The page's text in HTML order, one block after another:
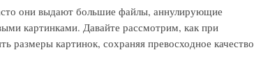
они выдают большие файлы, аннулирующие
картинками. Давайте рассмотрим, как при
размеры картинок, сохраняя превосходное качество